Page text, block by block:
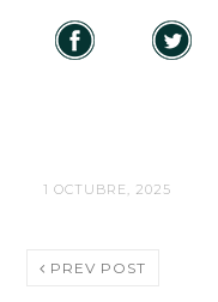
1 OCTUBRE, 2025
PREV POST